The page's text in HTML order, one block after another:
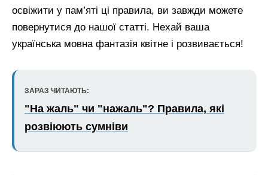
освіжити у пам’яті ці правила, ви завжди можете
повернутися до нашої статті. Нехай ваша
українська мовна фантазія квітне і розвивається!
ЗАРАЗ ЧИТАЮТЬ:
"На жаль" чи "нажаль"? Правила, які
розвіюють сумніви